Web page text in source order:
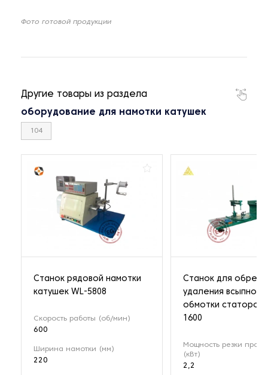
Фото готовой продукции
Другие товары из раздела
оборудование для намотки катушек
104
Станок рядовой намотки
катушек WL-5808
Скорость работы (об/мин)
600
Ширина намотки (мм)
220
Станок для
удаления всыпной
обмотки статоров
1600
Мощность резки
(кВт)
2,2